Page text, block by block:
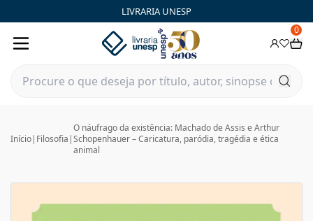
LIVRARIA UNESP
0
Início| Filosofia |
O náufrago da existência: Machado de Assis e Arthur
Schopenhauer – Caricatura, paródia, tragédia e ética
animal